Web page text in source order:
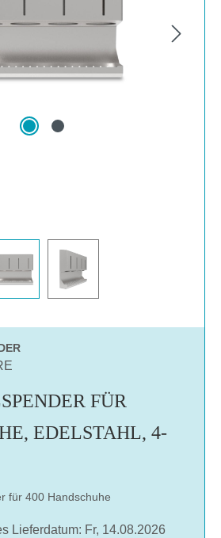
FÜR
EDELSTAHL, 4-
für 400 Handschuhe
Lieferdatum: Fr, 14.08.2026